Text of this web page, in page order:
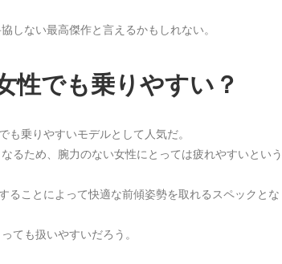
しない最高傑作と言えるかもしれない。
性でも乗りやすい？
乗りやすいモデルとして人気だ。
るため、腕力のない女性にとっては疲れやすいという
ることによって快適な前傾姿勢を取れるスペックとな
ても扱いやすいだろう。